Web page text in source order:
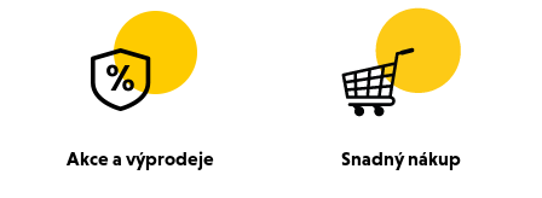
Akce a výprodeje Snadný nákup